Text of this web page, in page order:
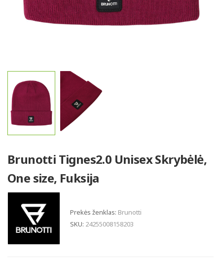
Brunotti Tignes2.0 Unisex Skrybėlė,
One size, Fuksija
Prekės ženklas: Brunotti
SKU: 24255008158203